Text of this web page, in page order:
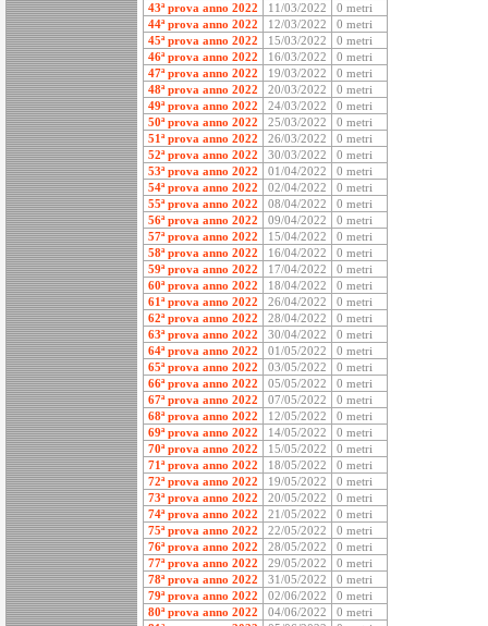
43ª prova anno 2022
11/03/2022
0 metri
44ª prova anno 2022
12/03/2022
0 metri
45ª prova anno 2022
15/03/2022
0 metri
46ª prova anno 2022
16/03/2022
0 metri
47ª prova anno 2022
19/03/2022
0 metri
48ª prova anno 2022
20/03/2022
0 metri
49ª prova anno 2022
24/03/2022
0 metri
50ª prova anno 2022
25/03/2022
0 metri
51ª prova anno 2022
26/03/2022
0 metri
52ª prova anno 2022
30/03/2022
0 metri
53ª prova anno 2022
01/04/2022
0 metri
54ª prova anno 2022
02/04/2022
0 metri
55ª prova anno 2022
08/04/2022
0 metri
56ª prova anno 2022
09/04/2022
0 metri
57ª prova anno 2022
15/04/2022
0 metri
58ª prova anno 2022
16/04/2022
0 metri
59ª prova anno 2022
17/04/2022
0 metri
60ª prova anno 2022
18/04/2022
0 metri
61ª prova anno 2022
26/04/2022
0 metri
62ª prova anno 2022
28/04/2022
0 metri
63ª prova anno 2022
30/04/2022
0 metri
64ª prova anno 2022
01/05/2022
0 metri
65ª prova anno 2022
03/05/2022
0 metri
66ª prova anno 2022
05/05/2022
0 metri
67ª prova anno 2022
07/05/2022
0 metri
68ª prova anno 2022
12/05/2022
0 metri
69ª prova anno 2022
14/05/2022
0 metri
70ª prova anno 2022
15/05/2022
0 metri
71ª prova anno 2022
18/05/2022
0 metri
72ª prova anno 2022
19/05/2022
0 metri
73ª prova anno 2022
20/05/2022
0 metri
74ª prova anno 2022
21/05/2022
0 metri
75ª prova anno 2022
22/05/2022
0 metri
76ª prova anno 2022
28/05/2022
0 metri
77ª prova anno 2022
29/05/2022
0 metri
78ª prova anno 2022
31/05/2022
0 metri
79ª prova anno 2022
02/06/2022
0 metri
80ª prova anno 2022
04/06/2022
0 metri